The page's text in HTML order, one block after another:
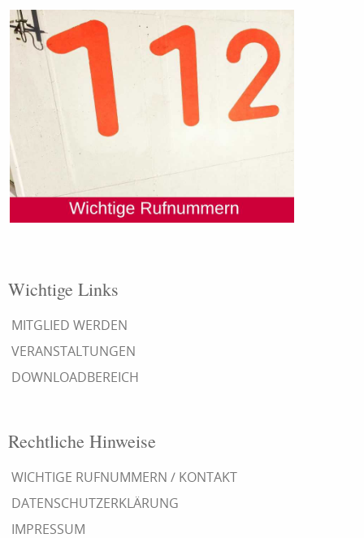
Wichtige Links
MITGLIED WERDEN
VERANSTALTUNGEN
DOWNLOADBEREICH
Rechtliche Hinweise
WICHTIGE RUFNUMMERN / KONTAKT
DATENSCHUTZERKLÄRUNG
IMPRESSUM